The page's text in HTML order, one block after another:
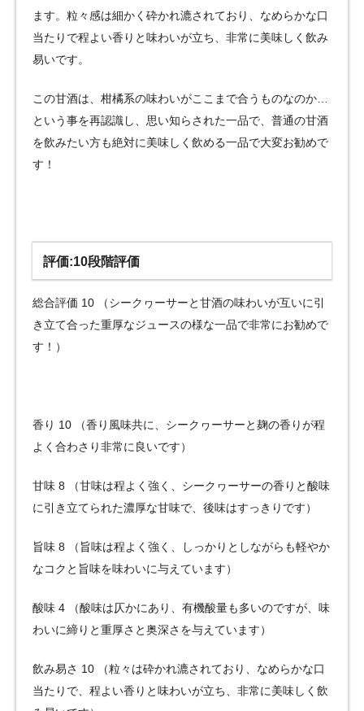
ます。粒々感は細かく砕かれ漉されており、なめらかな口
当たりで程よい香りと味わいが立ち、非常に美味しく飲み
易いです。
この甘酒は、柑橘系の味わいがここまで合うものなのか…
という事を再認識し、思い知らされた一品で、普通の甘酒
を飲みたい方も絶対に美味しく飲める一品で大変お勧めで
す！
評価:10段階評価
総合評価 10 （シークヮーサーと甘酒の味わいが互いに引
き立て合った重厚なジュースの様な一品で非常にお勧めで
す！）
香り 10 （香り風味共に、シークヮーサーと麹の香りが程
よく合わさり非常に良いです）
甘味 8 （甘味は程よく強く、シークヮーサーの香りと酸味
に引き立てられた濃厚な甘味で、後味はすっきりです）
旨味 8 （旨味は程よく強く、しっかりとしながらも軽やか
なコクと旨味を味わいに与えています）
酸味 4 （酸味は仄かにあり、有機酸量も多いのですが、味
わいに締りと重厚さと奥深さを与えています）
飲み易さ 10 （粒々は砕かれ漉されており、なめらかな口
当たりで、程よい香りと味わいが立ち、非常に美味しく飲